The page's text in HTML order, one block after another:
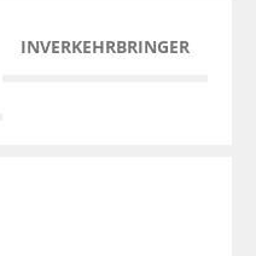
INVERKEHRBRINGER